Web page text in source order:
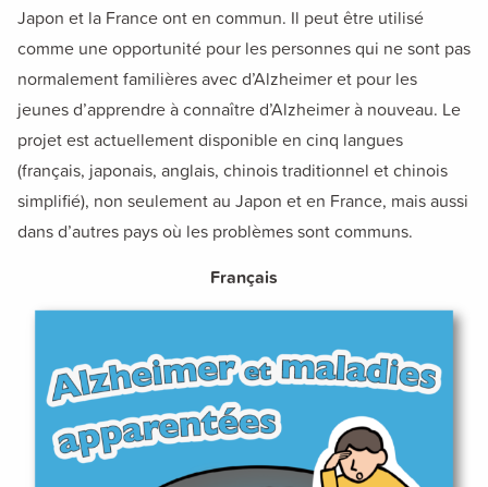
認サポを開催しよう
CAREPATH
認知症ケアパスに活用しよう
TEST
検定で知識を試そう
NEWS
よくある質問
GLOBAL
About The Dementia World Travel Guide
CONTACT
Japon et la France ont en commun. Il peut être utilisé
comme une opportunité pour les personnes qui ne sont pas
normalement familières avec d’Alzheimer et pour les
jeunes d’apprendre à connaître d’Alzheimer à nouveau. Le
projet est actuellement disponible en cinq langues
(français, japonais, anglais, chinois traditionnel et chinois
simplifié), non seulement au Japon et en France, mais aussi
dans d’autres pays où les problèmes sont communs.
Français